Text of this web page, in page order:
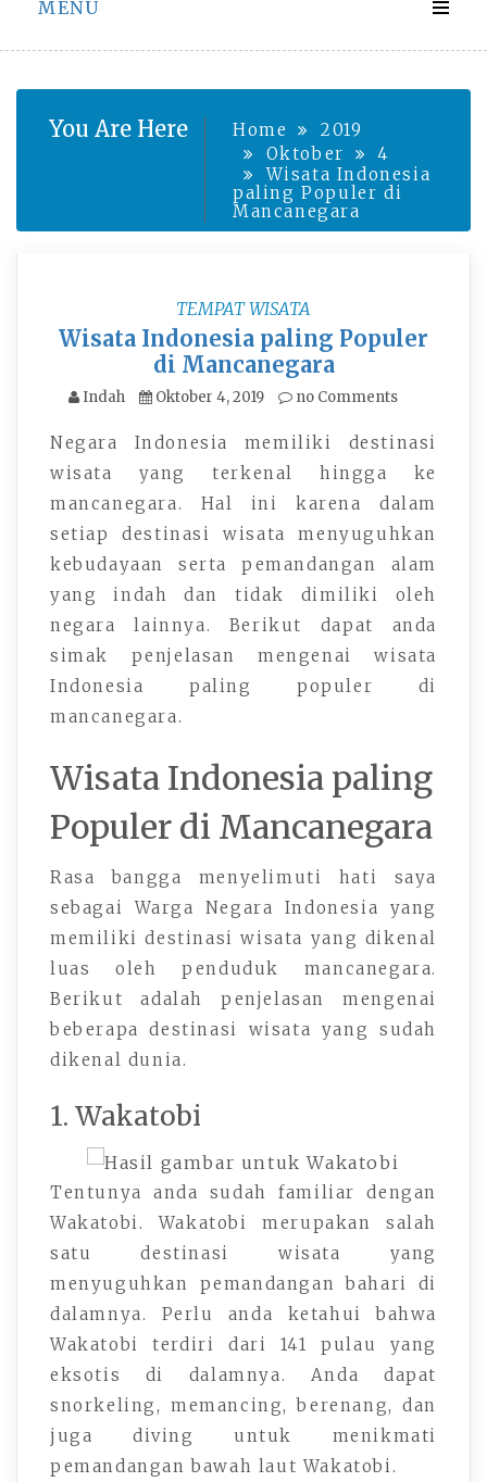
MENU
You Are Here Home
2019
Oktober
4
Wisata Indonesia
paling Populer di
Mancanegara
TEMPAT WISATA‎
Wisata Indonesia paling Populer
di Mancanegara
Indah Oktober 4, 2019 no Comments
Negara Indonesia memiliki destinasi
wisata yang terkenal hingga ke
mancanegara. Hal ini karena dalam
setiap destinasi wisata menyuguhkan
kebudayaan serta pemandangan alam
yang indah dan tidak dimiliki oleh
negara lainnya. Berikut dapat anda
simak penjelasan mengenai wisata
Indonesia paling populer di
mancanegara.
Wisata Indonesia paling
Populer di Mancanegara
Rasa bangga menyelimuti hati saya
sebagai Warga Negara Indonesia yang
memiliki destinasi wisata yang dikenal
luas oleh penduduk mancanegara.
Berikut adalah penjelasan mengenai
beberapa destinasi wisata yang sudah
dikenal dunia.
1. Wakatobi
Tentunya anda sudah familiar dengan
Wakatobi. Wakatobi merupakan salah
satu destinasi wisata yang
menyuguhkan pemandangan bahari di
dalamnya. Perlu anda ketahui bahwa
Wakatobi terdiri dari 141 pulau yang
eksotis di dalamnya. Anda dapat
snorkeling, memancing, berenang, dan
juga diving untuk menikmati
pemandangan bawah laut Wakatobi.